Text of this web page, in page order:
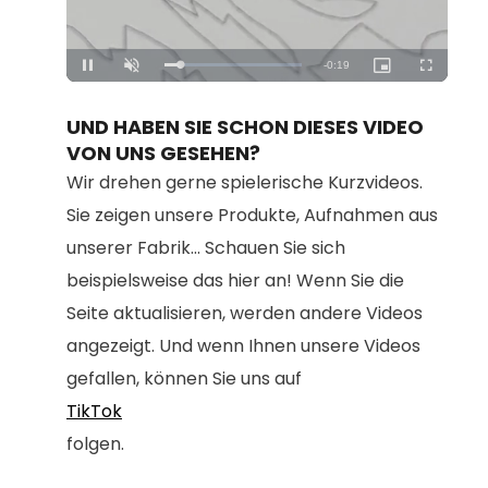
Unmute Loaded:
100.00%
UND HABEN SIE SCHON DIESES VIDEO
VON UNS GESEHEN?
Wir drehen gerne spielerische Kurzvideos.
Sie zeigen unsere Produkte, Aufnahmen aus
unserer Fabrik... Schauen Sie sich
beispielsweise das hier an! Wenn Sie die
Seite aktualisieren, werden andere Videos
angezeigt. Und wenn Ihnen unsere Videos
gefallen, können Sie uns auf
TikTok
folgen.